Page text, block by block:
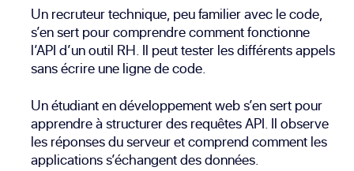
Un recruteur technique, peu familier avec le code,
s’en sert pour comprendre comment fonctionne
l’API d’un outil RH. Il peut tester les différents appels
sans écrire une ligne de code.
Un étudiant en développement web s’en sert pour
apprendre à structurer des requêtes API. Il observe
les réponses du serveur et comprend comment les
applications s’échangent des données.